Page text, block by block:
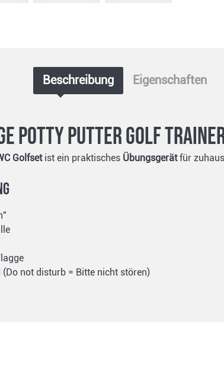
Beschreibung Eigenschaften
Potty Putter Golf
Golfsetist ein praktisches Übungsgerätfür
not disturb = Bitte nicht stören)